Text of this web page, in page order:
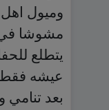
وميول اهل
مشوشا في
يتطلع
عيشه
بعد تنامي